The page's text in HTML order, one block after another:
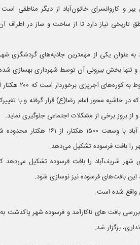
و کاروانسرای خاتون‌آباد از دیگر مناطقی
تاریخی نیاز دارد تا از ساخت و ساز در اطراف
به عنوان یکی از مهمترین جاذبه‌های گردشگری
و تنها بخش بیرونی آن توسط شهرداری بهسازی
در حاشیه محور امام رضا(ع) قرار گرفته و با
بروز برخی از مشکلات اجتماعی جلوگیری نماید.
۴ هکتار از وسعت ۵۳۳ هکتاری شهر شریف‌آباد را بافت فرسوده
بافت‌های فرسوده نیز نوسازی شود.
بافت های ناکارآمد و فرسوده شهر پاکدشت
برگزار شد.